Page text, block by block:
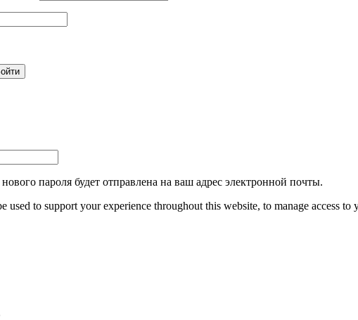
пароля будет отправлена ​​на ваш адрес электронной почты.
used to support your experience throughout this website, to manage access